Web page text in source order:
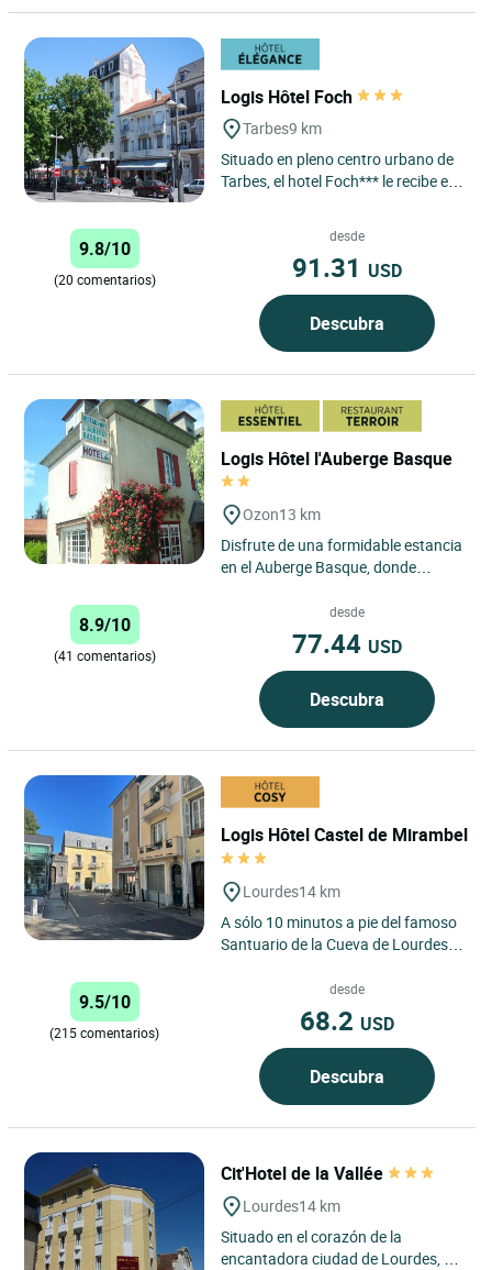
Logis Hôtel Foch
Tarbes9 km
Situado en pleno centro urbano de
Tarbes, el hotel Foch*** le recibe en
9.8/10
(20 comentarios)
desde
91.31 USD
Descubra
Logis Hôtel l'Auberge Basque
Ozon13 km
Disfrute de una formidable estancia
en el Auberge Basque, donde
atentos al más mínimo detalle....
8.9/10
(41 comentarios)
desde
77.44 USD
Descubra
Logis Hôtel Castel de Mirambel
Lourdes14 km
A sólo 10 minutos a pie del famoso
Santuario de la Cueva de Lourdes,
goza de una ubicación...
9.5/10
(215 comentarios)
desde
68.2 USD
Descubra
Cit'Hotel de la Vallée
Lourdes14 km
Situado en el corazón de la
encantadora ciudad de Lourdes, en